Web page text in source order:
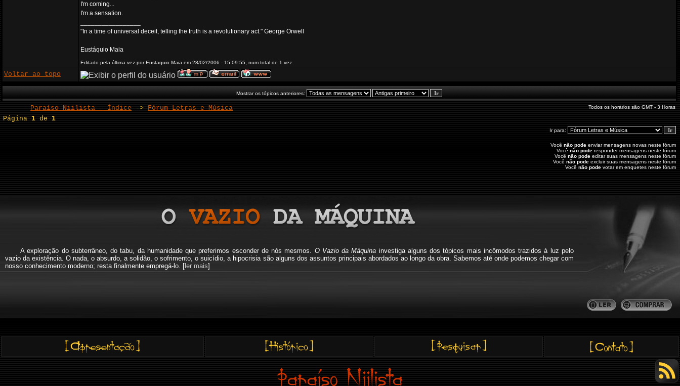
I'm coming...
I'm a sensation.
"In a time of universal deceit, telling the truth is a revolutionary act." George Orwell
Eustáquio Maia
Editado pela última vez por Eustaquio Maia em 28/02/2006 - 15:09:55; num total de 1 vez
Voltar ao topo
Mostrar os tópicos anteriores:
Paraíso Niilista - Índice -> Fórum Letras e Música Todos os horários são GMT - 3 Horas
Página1 de1
Ir para:
Vocênão pode enviar mensagens novas neste fórum
Vocênão pode responder mensagens neste fórum
Vocênão pode editar suas mensagens neste fórum
Vocênão pode excluir suas mensagens neste fórum
Vocênão pode votar em enquetes neste fórum
A exploração do subterrâneo, do tabu, da humanidade que preferimos esconder de nós mesmos. O Vazio da Máquina investiga alguns dos tópicos mais incômodos trazidos à luz pelo
vazio da existência. O nada, o absurdo, a solidão, o sofrimento, o suicídio, a hipocrisia são alguns dos assuntos principais abordados ao longo da obra. Sabemos até onde podemos chegar com
nosso conhecimento moderno; resta finalmente empregá-lo. [ler mais]